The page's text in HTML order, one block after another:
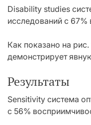
Disability studies
исследований с
Как показано на
демонстрирует
Результаты
Sensitivity система
с 56%